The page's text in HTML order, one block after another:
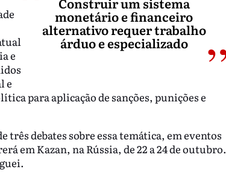
monetário e financeiro
alternativo requer trabalho
árduo e especializado
e
e
para aplicação de sanções, punições e
debates sobre essa temática, em eventos
em Kazan, na Rússia, de 22 a 24 de outubro.